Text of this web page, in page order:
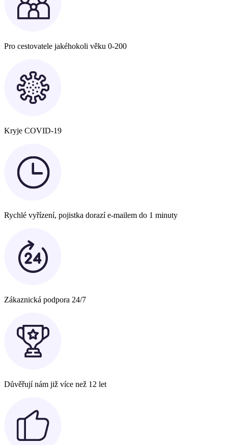
Pro cestovatele jakéhokoli věku 0-200
Kryje COVID-19
Rychlé vyřízení, pojistka dorazí e-mailem do 1 minuty
Zákaznická podpora 24/7
Důvěřují nám již více než 12 let